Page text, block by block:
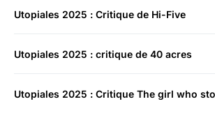
Utopiales 2025 : Critique de Hi-Five
Utopiales 2025 : critique de 40 acres
Utopiales 2025 : Critique The girl who